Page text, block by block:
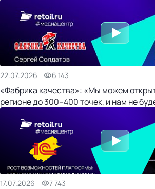
22.07.2026 6 143
«Фабрика качества»: «Мы можем
регионе до 300–400 точек, и нам не
17.07.2026 7 743